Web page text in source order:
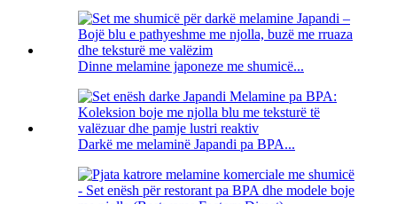
Dinne melamine japoneze me shumicë...
Darkë me melaminë Japandi pa BPA...